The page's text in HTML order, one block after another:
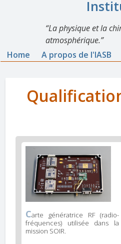
La physique et la
atmosphérique.
Home
A propos de l'IASB
Carte génératrice RF (radio-
fréquences) utilisée dans la
mission SOIR.